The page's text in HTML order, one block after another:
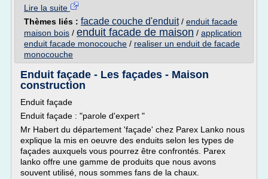
Lire la suite
Thèmes liés : facade couche d'enduit/ enduit facade
maison bois / enduit facade de maison / application
enduit facade monocouche / realiser un enduit de facade
monocouche
Enduit façade - Les façades - Maison
construction
Enduit façade
Enduit façade : "parole d'expert "
Mr Habert du département 'façade' chez Parex Lanko nous
explique la mis en oeuvre des enduits selon les types de
façades auxquels vous pourrez être confrontés. Parex
lanko offre une gamme de produits que nous avons
souvent utilisé, nous sommes fans de la chaux.